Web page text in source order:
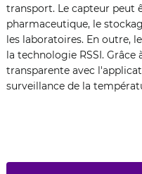
transport. Le capteur peut
pharmaceutique, le
les laboratoires. En outre,
la technologie RSSI.
transparente avec
surveillance de la